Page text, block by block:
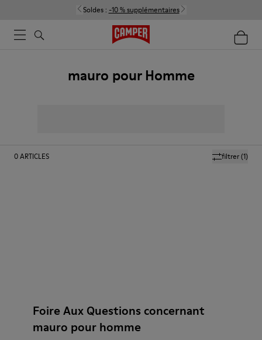
Soldes : -10 % supplémentaires
mauro pour Homme
filtrer(1)
0ARTICLES
Foire Aux Questions concernant
mauro pour homme